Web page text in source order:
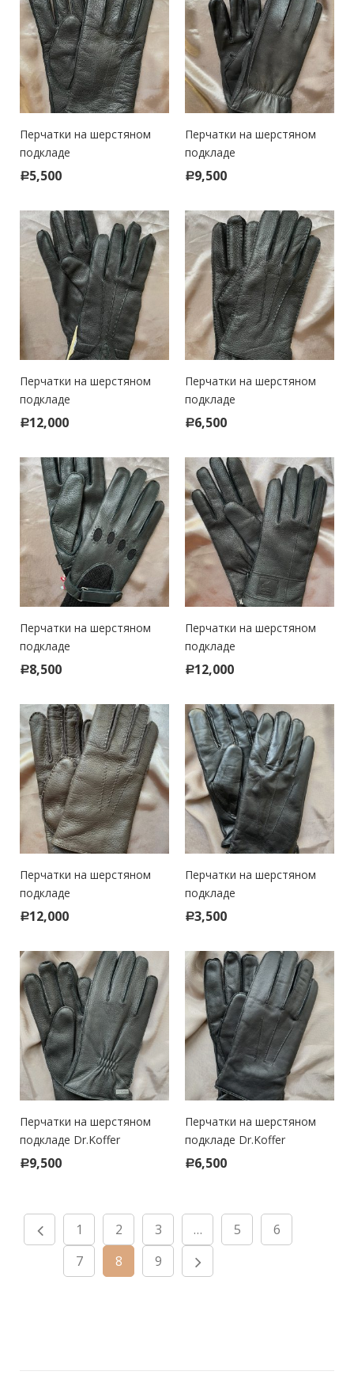
Перчатки на шерстяном
подкладе
Р5,500
Перчатки на шерстяном
подкладе
Р9,500
Перчатки на шерстяном
подкладе
Р12,000
Перчатки на шерстяном
подкладе
Р6,500
Перчатки на шерстяном
подкладе
Р8,500
Перчатки на шерстяном
подкладе
Р12,000
Перчатки на шерстяном
подкладе
Р12,000
Перчатки на шерстяном
подкладе
Р3,500
Перчатки на шерстяном
подкладе Dr.Koffer
Р9,500
Перчатки на шерстяном
подкладе Dr.Koffer
Р6,500
1 2 3 … 5
6
7
8 9